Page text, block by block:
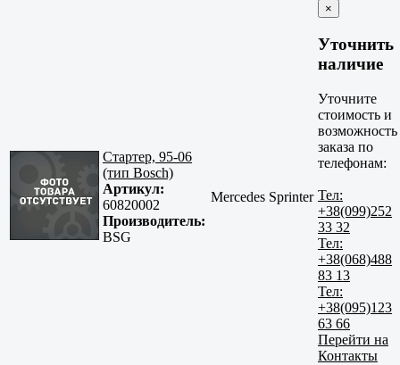
Стартер, 95-06
(тип Bosch)
Артикул:
60820002
Производитель:
BSG
Mercedes Sprinter
×
Уточнить
наличие
Уточните
стоимость и
возможность
заказа по
телефонам:
Тел:
+38(099)252
33 32
Тел:
+38(068)488
83 13
Тел:
+38(095)123
63 66
Перейти на
Контакты